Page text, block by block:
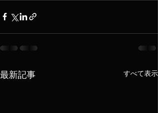
最新記事 すべて表示